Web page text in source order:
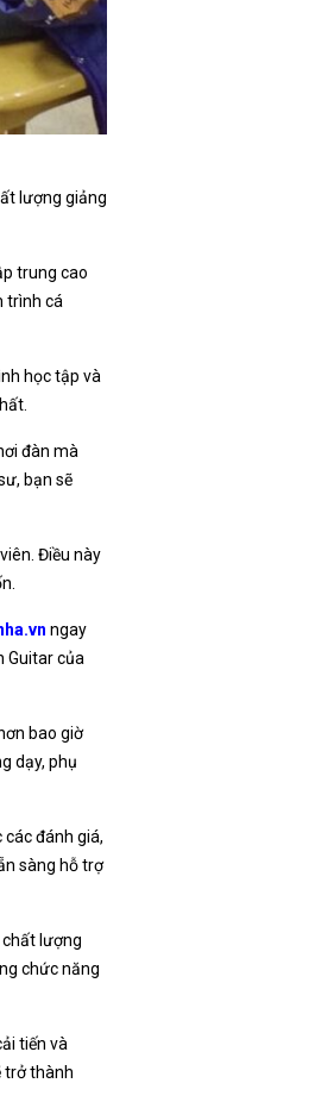
lượng giảng
trung cao
trình cá
học tập và
đàn mà
bạn sẽ
Điều này
ngay
Guitar của
bao giờ
dạy, phụ
đánh giá,
sàng hỗ trợ
lượng
chức năng
tiến và
trở thành